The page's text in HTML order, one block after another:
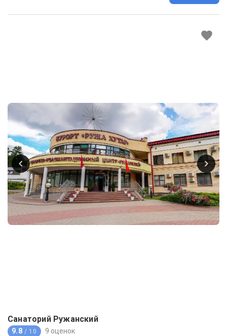
Санаторий Ружанский
9.8 / 10 9 оценок